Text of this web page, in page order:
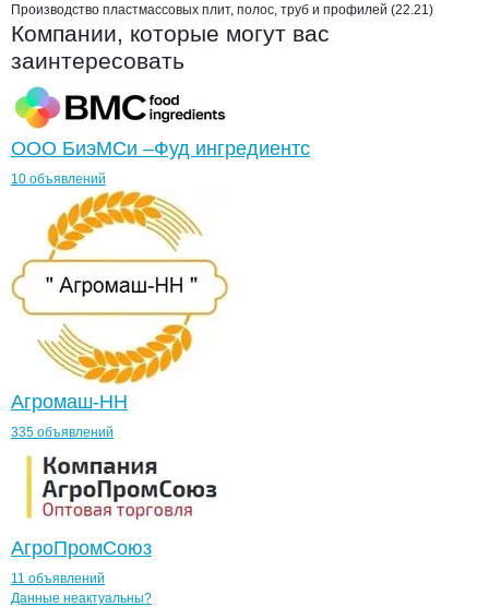
Производство пластмассовых плит, полос, труб и профилей (22.21)
Компании, которые могут вас
заинтересовать
ООО БиэМСи –Фуд ингредиентс
10 объявлений
Агромаш-НН
335 объявлений
АгроПромСоюз
11 объявлений
+7(800)000-00-..
Данные неактуальны?